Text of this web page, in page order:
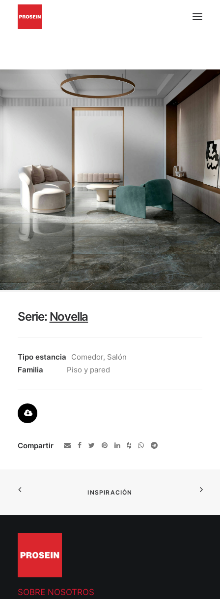
GRIFERÍAS Y ACCESORIOS
MUEBLES DE BAÑO
PROYECTOS
CONÓZCANOS
BLOG
ENCUÉNTRANOS
CONTACTO
Serie: Novella
Tipo estancia
Comedor, Salón
Familia
Piso y pared
Compartir
INSPIRACIÓN
SOBRE NOSOTROS